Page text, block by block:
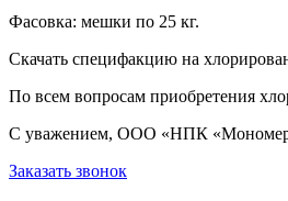
Фасовка: мешки по 25 кг.
Скачать специфакцию на
По всем вопросам приобретения
С уважением, ООО «НПК
Заказать звонок